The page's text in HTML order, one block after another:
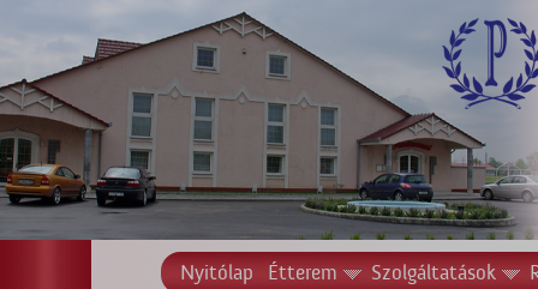
Nyitólap Étterem Szolgáltatások